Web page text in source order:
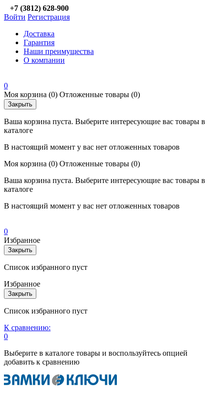
+7 (3812) 628-900
Войти Регистрация
Доставка
Гарантия
Наши преимущества
О компании
0
Моя корзина (0) Отложенные товары (0)
Закрыть
Ваша корзина пуста. Выберите интересующие вас товары в
каталоге
В настоящий момент у вас нет отложенных товаров
Моя корзина (0) Отложенные товары (0)
Ваша корзина пуста. Выберите интересующие вас товары в
каталоге
В настоящий момент у вас нет отложенных товаров
0
Избранное
Закрыть
Список избранного пуст
Избранное
Закрыть
Список избранного пуст
К сравнению:
0
Выберите в каталоге товары и воспользуйтесь опцией
добавить к сравнению